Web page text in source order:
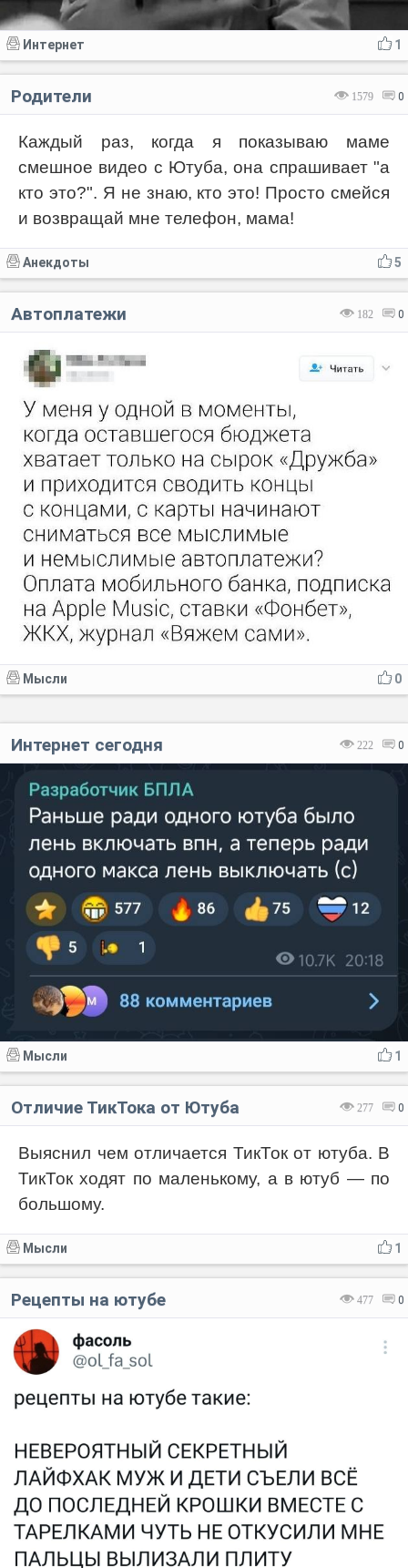
1
Интернет
1579 0
Родители
Каждый раз, когда я показываю маме
смешное видео с Ютуба, она спрашивает "а
кто это?". Я не знаю, кто это! Просто смейся
и возвращай мне телефон, мама!
5
Анекдоты
182 0
Автоплатежи
0
Мысли
222 0
Интернет сегодня
1
Мысли
277 0
Отличие ТикТока от Ютуба
Выяснил чем отличается ТикТок от ютуба. В
ТикТок ходят по маленькому, а в ютуб — по
большому.
1
Мысли
477 0
Рецепты на ютубе